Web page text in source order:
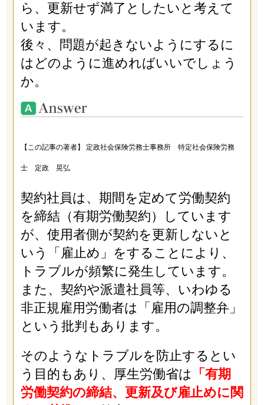
ら、更新せず満了としたいと考えて
います。
後々、問題が起きないようにするに
はどのように進めればいいでしょう
か。
【この記事の著者】 定政社会保険労務士事務所 特定社会保険労務
士 定政 晃弘
契約社員は、期間を定めて労働契約
を締結（有期労働契約）しています
が、使用者側が契約を更新しないと
いう「雇止め」をすることにより、
トラブルが頻繁に発生しています。
また、契約や派遣社員等、いわゆる
非正規雇用労働者は「雇用の調整弁」
という批判もあります。
そのようなトラブルを防止するとい
う目的もあり、厚生労働省は
「有期
労働契約の締結、更新及び雇止めに関